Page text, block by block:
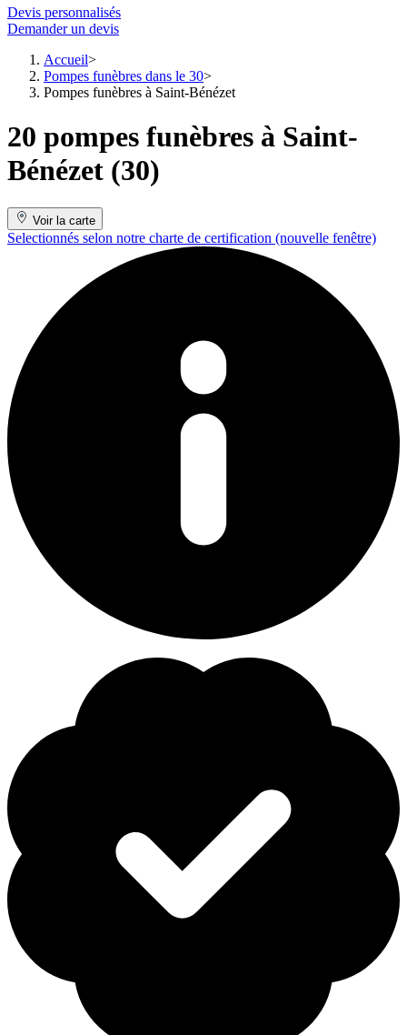
Devis personnalisés
Demander un devis
Accueil
Pompes funèbres dans le 30
Pompes funèbres à Saint-Bénézet
20 pompes funèbres à Saint-
Bénézet (30)
Voir la carte
Selectionnés selon notre charte de certification (nouvelle fenêtre)